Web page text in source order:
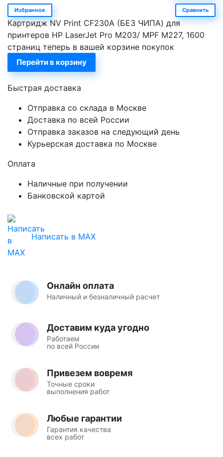
Избранное Сравнить
Картридж NV Print CF230A (БЕЗ ЧИПА) для
принтеров HP LaserJet Pro M203/ MPF M227, 1600
страниц теперь в вашей корзине покупок
Перейти в корзину
Быстрая доставка
Отправка со склада в Москве
Доставка по всей России
Отправка заказов на следующий день
Курьерская доставка по Москве
Оплата
Наличные при получении
Банковской картой
Написать в MAX
Онлайн оплата
Наличный и безналичный расчет
Доставим куда угодно
Работаем
по всей России
Привезем вовремя
Точные сроки
выполнения работ
Любые гарантии
Гарантия качества
всех работ